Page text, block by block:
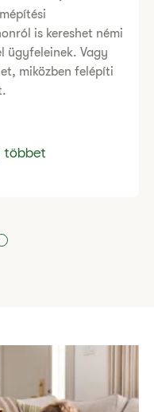
is kereshet némi
ügyfeleinek. Vagy
miközben felépíti
többet